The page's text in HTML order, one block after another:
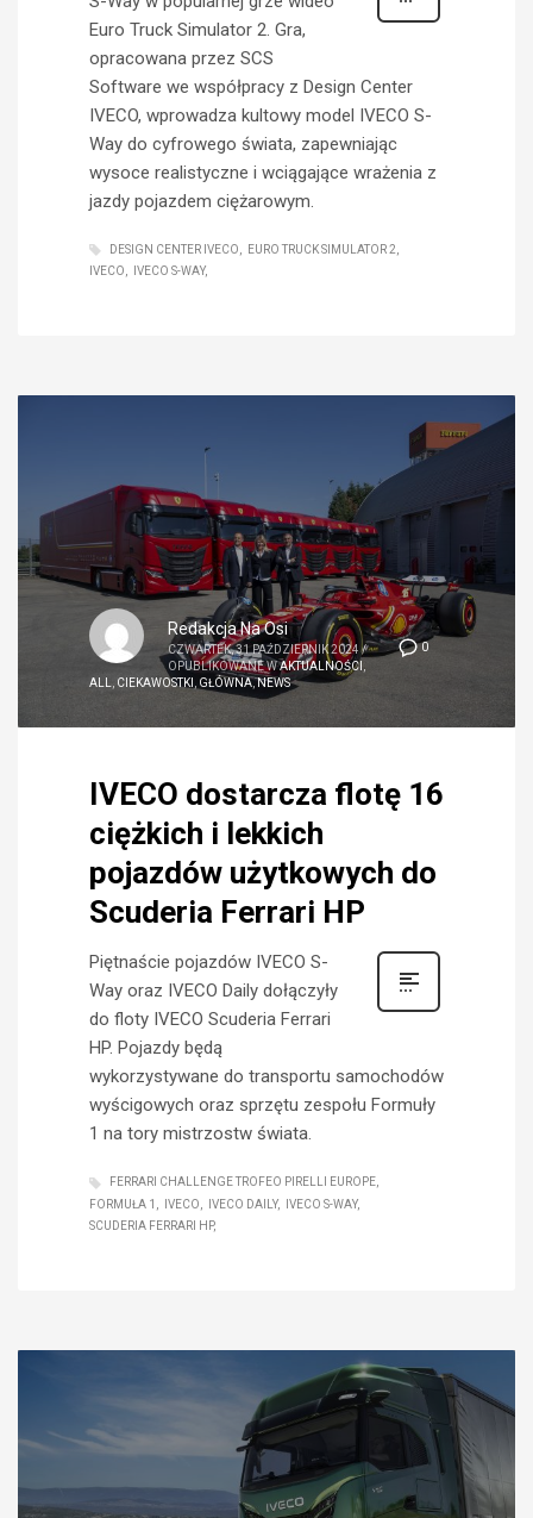
Euro Truck Simulator 2. Gra,
opracowana przez SCS
Software we współpracy z Design Center
IVECO, wprowadza kultowy model IVECO S-
Way do cyfrowego świata, zapewniając
wysoce realistyczne i wciągające wrażenia z
jazdy pojazdem ciężarowym.
DESIGN CENTER IVECO
EURO TRUCK SIMULATOR 2
IVECO
IVECO S-WAY
0
Redakcja Na Osi
CZWARTEK, 31 PAŹDZIERNIK 2024 /
OPUBLIKOWANE WAKTUALNOŚCI ,
ALL, CIEKAWOSTKI , GŁÓWNA,NEWS
IVECO dostarcza flotę 16
ciężkich i lekkich
pojazdów użytkowych do
Scuderia Ferrari HP
Piętnaście pojazdów IVECO S-
Way oraz IVECO Daily dołączyły
do floty IVECO Scuderia Ferrari
HP. Pojazdy będą
wykorzystywane do transportu samochodów
wyścigowych oraz sprzętu zespołu Formuły
1 na tory mistrzostw świata.
FERRARI CHALLENGE TROFEO PIRELLI EUROPE
FORMUŁA 1
IVECO IVECO DAILY
IVECO S-WAY
SCUDERIA FERRARI HP